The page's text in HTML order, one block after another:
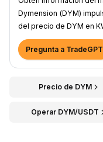
Dymension (DYM)
del precio de DYM en
Pregunta a TradeGPT
Precio de DYM
Operar DYM/USDT